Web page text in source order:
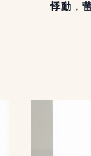
悸動，